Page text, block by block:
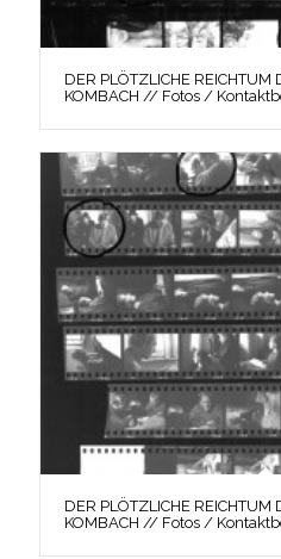
DER PLÖTZLICHE
KOMBACH // Fotos /
DER PLÖTZLICHE
KOMBACH // Fotos /